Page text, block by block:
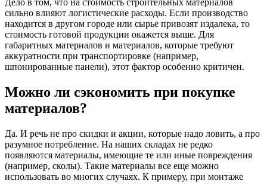
Дело в том, что на стоимость строительных материалов
сильно влияют логистические расходы. Если производство
находится в другом городе или сырье привозят издалека, то
стоимость готовой продукции окажется выше. Для
габаритных материалов и материалов, которые требуют
аккуратности при транспортировке (например,
шпонированные панели), этот фактор особенно критичен.
Можно ли сэкономить при покупке
материалов?
Да. И речь не про скидки и акции, которые надо ловить, а про
разумное потребление. На наших складах не редко
появляются материалы, имеющие те или иные повреждения
(например, сколы). Такие материалы все еще можно
использовать во многих случаях. К примеру, при монтаже